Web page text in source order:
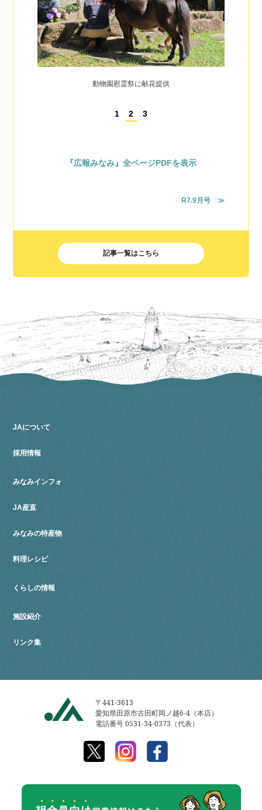
動物園慰霊祭に献花提供
1 2 3
『広報みなみ』全ページPDFを表示
R7.9月号 ≫
記事一覧はこちら
JAについて
採用情報
みなみインフォ
JA産直
みなみの特産物
料理レシピ
くらしの情報
施設紹介
リンク集
〒441-3613
愛知県田原市古田町岡ノ越6-4（本店）
電話番号 0531-34-0373（代表）